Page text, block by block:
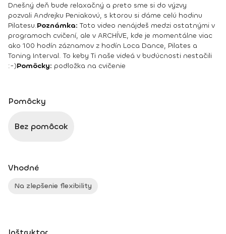
Dnešný deň bude relaxačný a preto sme si do výzvy
pozvali Andrejku Peniakovú, s ktorou si dáme celú hodinu
Pilatesu.Poznámka: Toto video nenájdeš medzi ostatnými v
programoch cvičení, ale v ARCHÍVE, kde je momentálne viac
ako 100 hodín záznamov z hodín Loca Dance, Pilates a
Toning Interval. To keby Ti naše videá v budúcnosti nestačili
:-)Pomôcky: podložka na cvičenie
Pomôcky
Bez pomôcok
Vhodné
Na zlepšenie flexibility